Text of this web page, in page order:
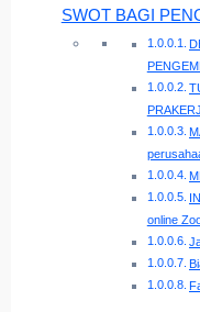
SWOT BAGI
online